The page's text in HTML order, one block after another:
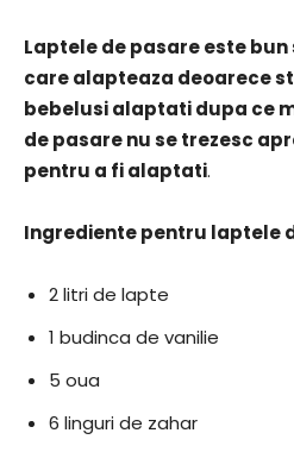
Laptele de pasare este
care alapteaza deoarece
bebelusi alaptati dupa ce
de pasare nu se trezesc
pentru a fi alaptati.
Ingrediente pentru laptele
2 litri de lapte
1 budinca de vanilie
5 oua
6 linguri de zahar